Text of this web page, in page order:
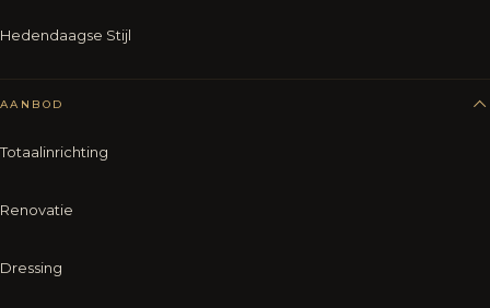
Hedendaagse Stijl
AANBOD
Totaalinrichting
Renovatie
Dressing